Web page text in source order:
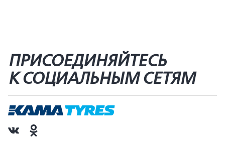
ПРИСОЕДИНЯЙТЕСЬ
К СОЦИАЛЬНЫМ СЕТЯМ